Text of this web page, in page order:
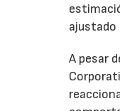
ajustado
A pesar